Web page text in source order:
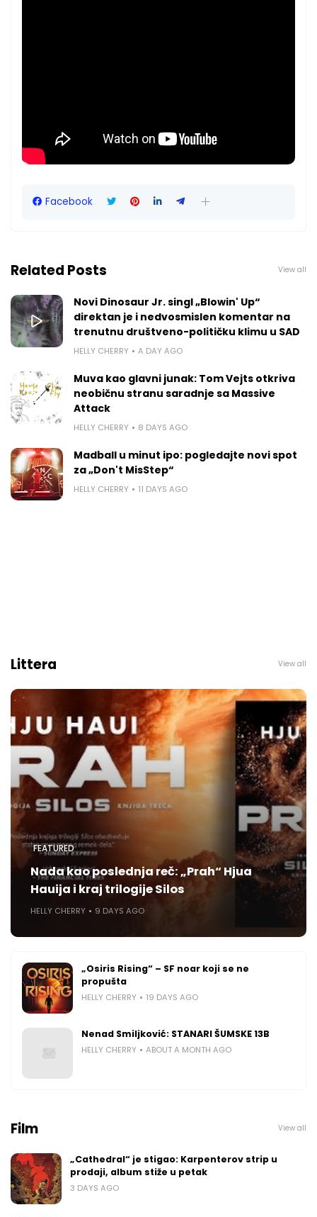
Facebook
Related Posts View all
Novi Dinosaur Jr. singl „Blowin' Up“
direktan je i nedvosmislen komentar na
trenutnu društveno-političku klimu u SAD
HELLY CHERRY A DAY AGO
Muva kao glavni junak: Tom Vejts otkriva
neobičnu stranu saradnje sa Massive
Attack
HELLY CHERRY 8 DAYS AGO
Madball u minut ipo: pogledajte novi spot
za „Don't MisStep“
HELLY CHERRY 11 DAYS AGO
Littera View all
FEATURED
Nada kao poslednja reč: „Prah“ Hjua
Hauija i kraj trilogije Silos
HELLY CHERRY 9 DAYS AGO
„Osiris Rising“ – SF noar koji se ne
propušta
HELLY CHERRY 19 DAYS AGO
Nenad Smiljković: STANARI ŠUMSKE 13B
HELLY CHERRY ABOUT A MONTH AGO
Film View all
„Cathedral“ je stigao: Karpenterov strip u
prodaji, album stiže u petak
3 DAYS AGO